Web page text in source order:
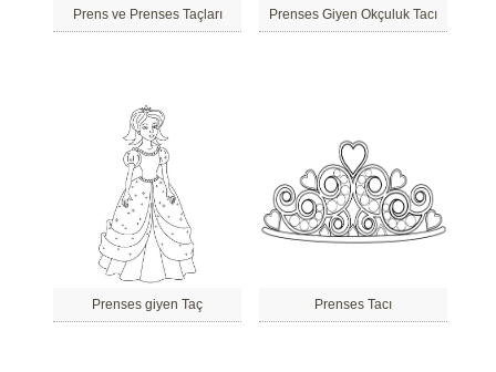
Prens ve Prenses Taçları Prenses Giyen Okçuluk Tacı
Prenses giyen Taç Prenses Tacı